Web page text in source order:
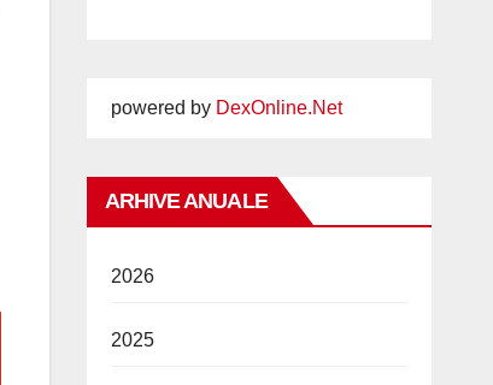
powered by DexOnline.Net
ARHIVE ANUALE
2026
2025